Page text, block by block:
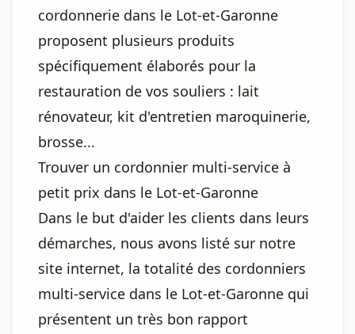
cordonnerie dans le Lot-et-Garonne
proposent plusieurs produits
spécifiquement élaborés pour la
restauration de vos souliers : lait
rénovateur, kit d'entretien maroquinerie,
brosse...
Trouver un cordonnier multi-service à
petit prix dans le Lot-et-Garonne
Dans le but d'aider les clients dans leurs
démarches, nous avons listé sur notre
site internet, la totalité des cordonniers
multi-service dans le Lot-et-Garonne qui
présentent un très bon rapport